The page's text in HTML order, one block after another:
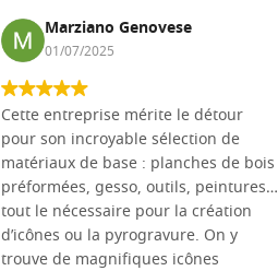
Marziano Genovese
01/07/2025
Cette entreprise mérite le détour
pour son incroyable sélection de
matériaux de base : planches de bois
préformées, gesso, outils, peintures…
tout le nécessaire pour la création
d’icônes ou la pyrogravure. On y
trouve de magnifiques icônes